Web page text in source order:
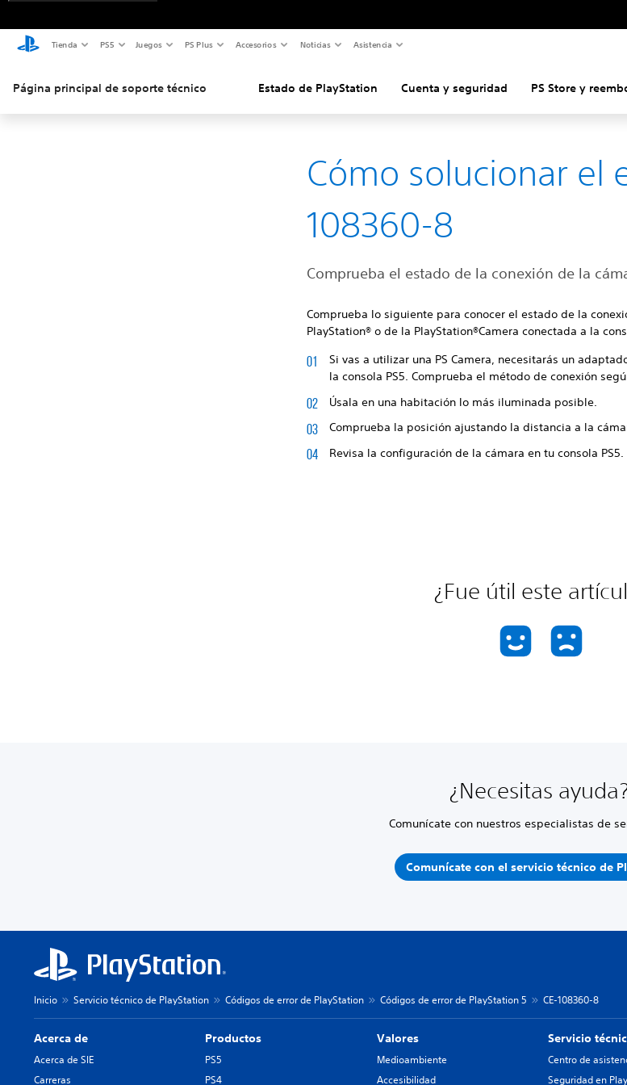
Tienda PS5 Juegos PS Plus Accesorios Noticias Asistencia
Página principal de soporte técnico Estado de PlayStation Cuenta y seguridad PS Store y
Cómo solucionar el
108360-8
Comprueba el estado de la conexión de la
Comprueba lo siguiente para conocer el estado de la
PlayStation® o de la PlayStation®Camera conectada a la
Si vas a utilizar una PS Camera, necesitarás un
la consola PS5. Comprueba el método de conexión
Úsala en una habitación lo más iluminada posible.
Comprueba la posición ajustando la distancia a la
Revisa la configuración de la cámara en tu consola PS5.
¿Fue útil este
¿Necesitas
Comunícate con nuestros especialistas de
Comunícate con el servicio técnico de
Inicio Servicio técnico de PlayStation Códigos de error de PlayStation Códigos de error de PlayStation 5 CE-108360-8
Acerca de
Acerca de SIE
Carreras
Productos
PS5
PS4
Valores
Medioambiente
Accesibilidad
Servicio
Centro de
Seguridad en